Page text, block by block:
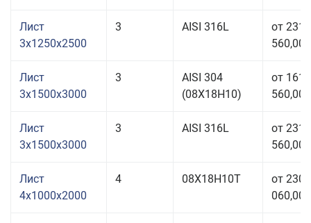
Лист
3x1250x2500
3 AISI 316L
от 231
560,00
Лист
3x1500x3000
3
AISI 304
(08Х18Н10)
от 161
560,00
Лист
3x1500x3000
3 AISI 316L
от 231
560,00
Лист
4x1000x2000
4 08Х18Н10Т
от 230
060,00